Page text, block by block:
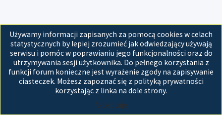
Używamy informacji zapisanych za pomocą cookies w celach
statystycznych by lepiej zrozumieć jak odwiedzający używają
serwisu i pomóc w poprawianiu jego funkcjonalności oraz do
utrzymywania sesji użytkownika. Do pełnego korzystania z
funkcji forum konieczne jest wyrażenie zgody na zapisywanie
ciasteczek. Możesz zapoznać się z polityką prywatności
korzystając z linka na dole strony.
Akceptuję